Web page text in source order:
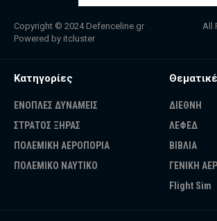
Copyright © 2024 Defenceline.gr All Rights
Powered by itcluster
Κατηγορίες
ΕΝΟΠΛΕΣ ΔΥΝΑΜΕΙΣ
ΣΤΡΑΤΟΣ ΞΗΡΑΣ
ΠΟΛΕΜΙΚΗ ΑΕΡΟΠΟΡΙΑ
ΠΟΛΕΜΙΚΟ ΝΑΥΤΙΚΟ
ΔΙΕΘΝΗ
ΛΕΦΕΔ
ΒΙΒΛΙΑ
ΓΕΝΙΚΗ
Flight Sim